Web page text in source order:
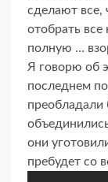
сделают все,
отобрать
полную ...
Я говорю об
последнем
преобладали
они
пребудет со